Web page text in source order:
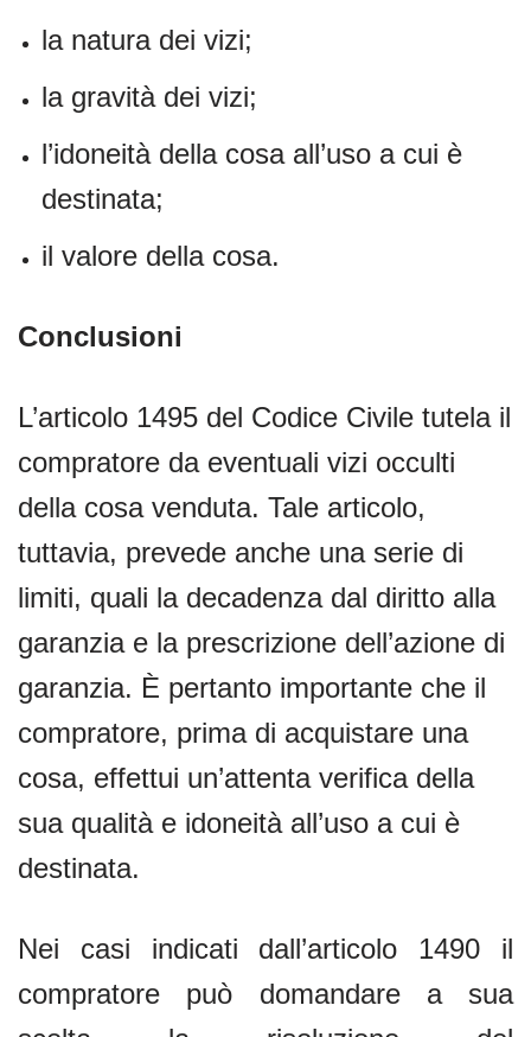
la natura dei vizi;
la gravità dei vizi;
l’idoneità della cosa all’uso a cui è
destinata;
il valore della cosa.
Conclusioni
L’articolo 1495 del Codice Civile tutela il
compratore da eventuali vizi occulti
della cosa venduta. Tale articolo,
tuttavia, prevede anche una serie di
limiti, quali la decadenza dal diritto alla
garanzia e la prescrizione dell’azione di
garanzia. È pertanto importante che il
compratore, prima di acquistare una
cosa, effettui un’attenta verifica della
sua qualità e idoneità all’uso a cui è
destinata.
Nei casi indicati dall’articolo 1490 il
compratore può domandare a sua